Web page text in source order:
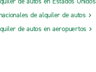
de alquiler de autos
de autos en aeropuertos